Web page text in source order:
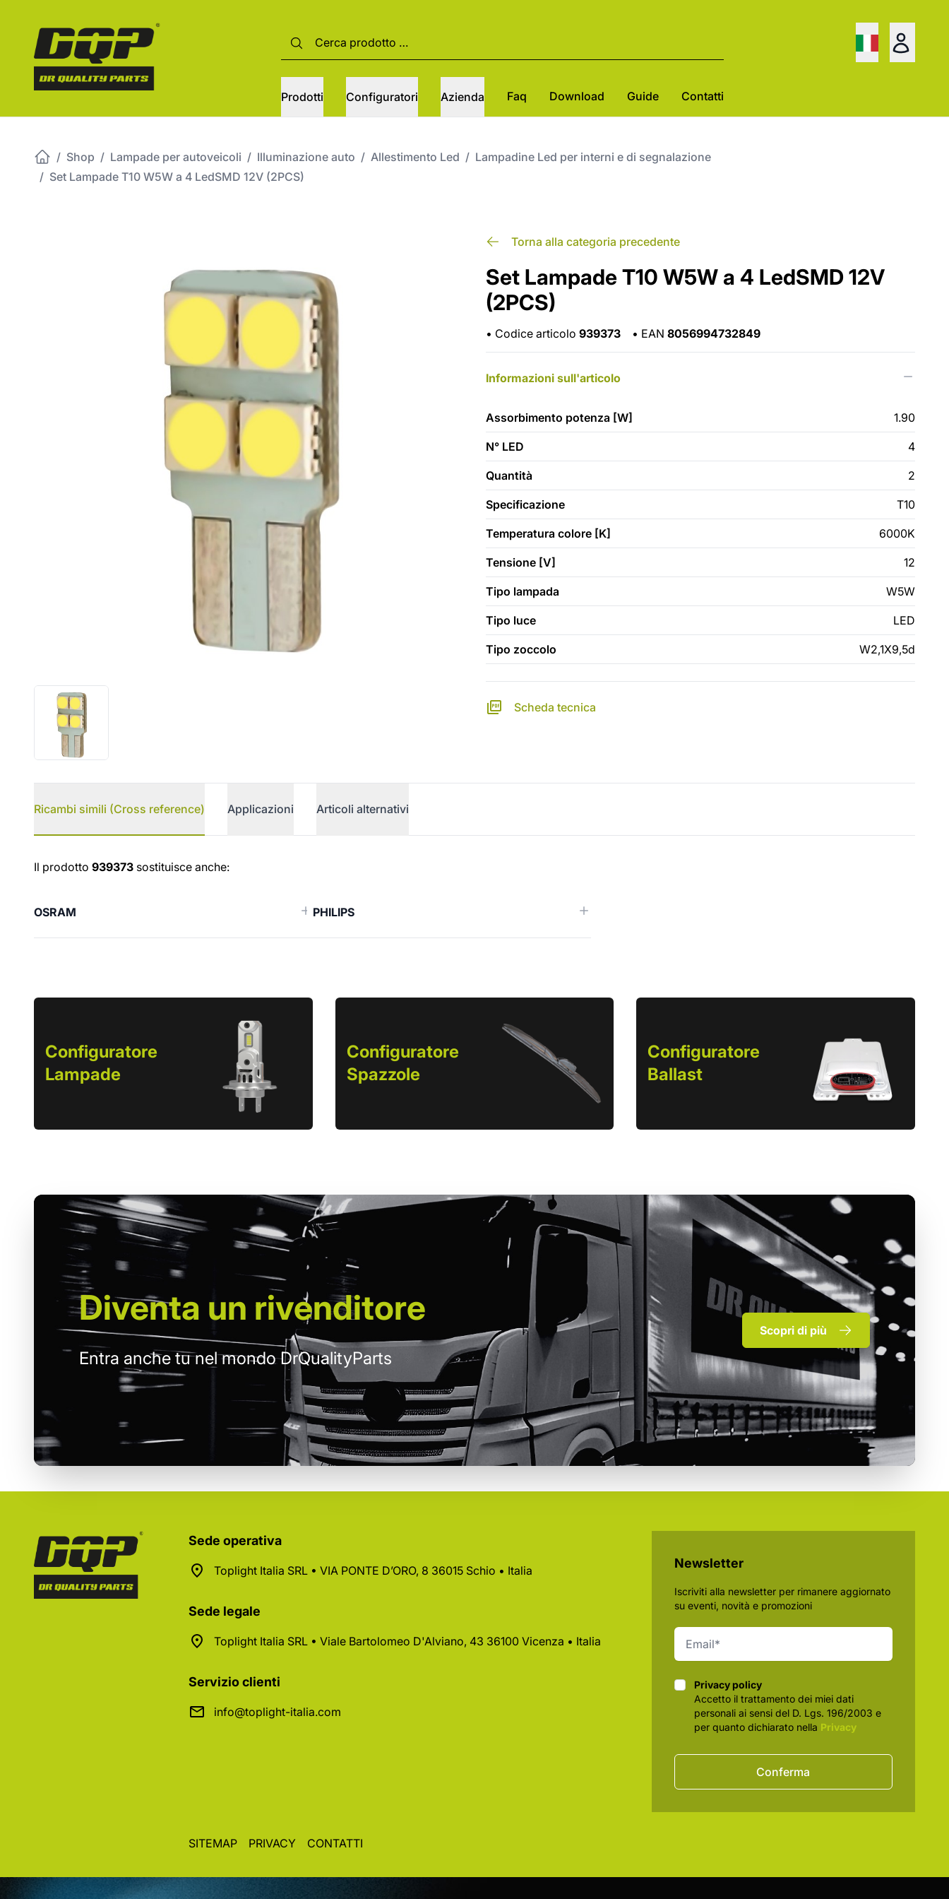
Prodotti Configuratori Azienda Faq Download Guide Contatti
/ Shop / Lampade per autoveicoli / Illuminazione auto / Allestimento Led / Lampadine Led per interni e di segnalazione
/ Set Lampade T10 W5W a 4 LedSMD 12V (2PCS)
Torna alla categoria precedente
Set Lampade T10 W5W a 4 LedSMD 12V
(2PCS)
• Codice articolo 939373 • EAN 8056994732849
Informazioni sull'articolo
Assorbimento potenza [W] 1.90
N° LED 4
Quantità 2
Specificazione T10
Temperatura colore [K] 6000K
Tensione [V] 12
Tipo lampada W5W
Tipo luce LED
Tipo zoccolo W2,1X9,5d
Scheda tecnica
Ricambi simili (Cross reference) Applicazioni Articoli alternativi
Ricambi simili (Cross reference)
Il prodotto 939373 sostituisce anche:
OSRAM PHILIPS
Configuratore
Lampade
Configuratore
Spazzole
Configuratore
Ballast
Diventa un rivenditore
Entra anche tu nel mondo DrQualityParts
Scopri di più
Sede operativa
Toplight Italia SRL • VIA PONTE D’ORO, 8 36015 Schio • Italia
Sede legale
Toplight Italia SRL • Viale Bartolomeo D'Alviano, 43 36100 Vicenza • Italia
Servizio clienti
info@toplight-italia.com
Newsletter
Iscriviti alla newsletter per rimanere aggiornato
su eventi, novità e promozioni
Privacy policy
Privacy policy
Accetto il trattamento dei miei dati
personali ai sensi del D. Lgs. 196/2003 e
per quanto dichiarato nella Privacy
Conferma
SITEMAP PRIVACY CONTATTI